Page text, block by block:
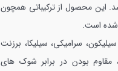
این محصول از ترکیباتی همچون
شده است.
سرامیکی، سیلیکا، برزنت
مقاوم بودن در برابر شوک های